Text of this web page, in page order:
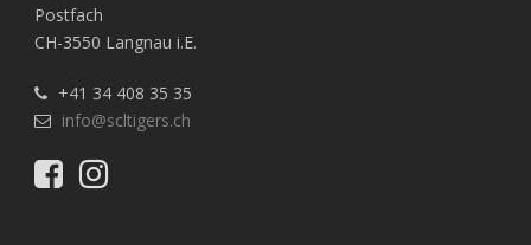
Postfach
CH-3550 Langnau i.E.
+41 34 408 35 35
info@scltigers.ch